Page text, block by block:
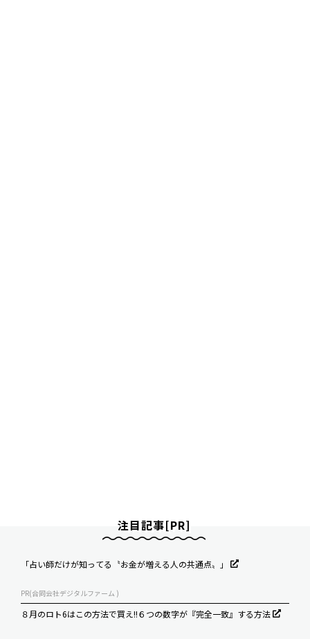
注目記事[PR]
「占い師だけが知ってる〝お金が増える人の共通点〟」
PR(合同会社デジタルファーム )
８月のロト6はこの方法で買え!!６つの数字が『完全一致』する方法